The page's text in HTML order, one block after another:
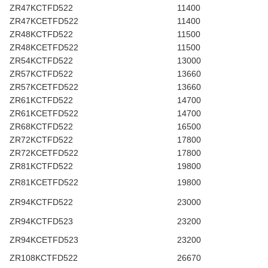
ZR47KCTFD522
11400
ZR47KCETFD522
11400
ZR48KCTFD522
11500
ZR48KCETFD522
11500
ZR54KCTFD522
13000
ZR57KCTFD522
13660
ZR57KCETFD522
13660
ZR61KCTFD522
14700
ZR61KCETFD522
14700
ZR68KCTFD522
16500
ZR72KCTFD522
17800
ZR72KCETFD522
17800
ZR81KCTFD522
19800
ZR81KCETFD522
19800
ZR94KCTFD522
23000
ZR94KCTFD523
23200
ZR94KCETFD523
23200
ZR108KCTFD522
26670